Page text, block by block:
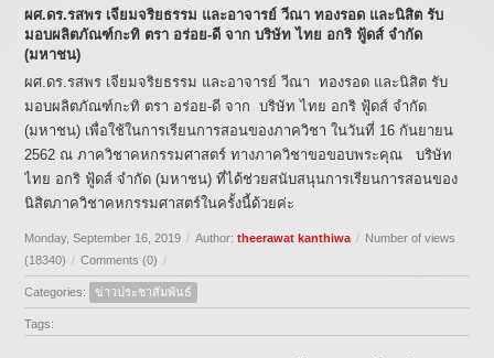
ผศ.ดร.รสพร เจียมจริยธรรม และอาจารย์ วีณา ทองรอด และนิสิต รับ
มอบผลิตภัณฑ์กะทิ ตรา อร่อย-ดี จาก บริษัท ไทย อกริ ฟู้ดส์ จำกัด
(มหาชน)
ผศ.ดร.รสพร เจียมจริยธรรม และอาจารย์ วีณา ทองรอด และนิสิต รับ
มอบผลิตภัณฑ์กะทิ ตรา อร่อย-ดี จาก บริษัท ไทย อกริ ฟู้ดส์ จำกัด
(มหาชน) เพื่อใช้ในการเรียนการสอนของภาควิชา ในวันที่ 16 กันยายน
2562 ณ ภาควิชาคหกรรมศาสตร์ ทางภาควิชาขอขอบพระคุณ บริษัท
ไทย อกริ ฟู้ดส์ จำกัด (มหาชน) ที่ได้ช่วยสนับสนุนการเรียนการสอนของ
นิสิตภาควิชาคหกรรมศาสตร์ในครั้งนี้ด้วยค่ะ
Monday, September 16, 2019 / Author:theerawat kanthiwa / Number of views
(18340) / Comments (0) /
Categories: ข่าวประชาสัมพันธ์
Tags: